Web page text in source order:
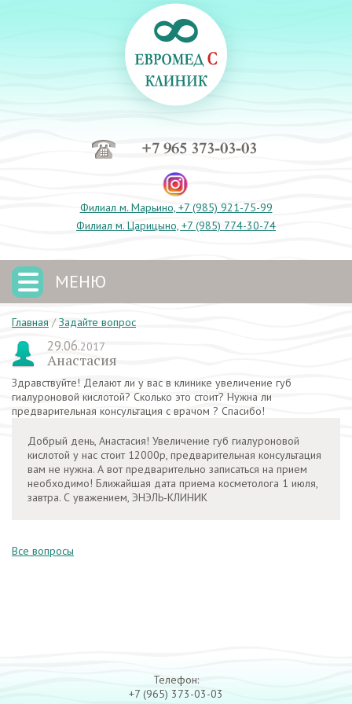
+7 965 373-03-03
Филиал м. Марьино, +7 (985) 921-75-99
Филиал м. Царицыно, +7 (985) 774-30-74
МЕНЮ
Главная /Задайте вопрос
29.06.2017
Анастасия
Здравствуйте! Делают ли у вас в клинике увеличение губ
гиалуроновой кислотой? Сколько это стоит? Нужна ли
предварительная консультация с врачом ? Спасибо!
Добрый день, Анастасия! Увеличение губ гиалуроновой
кислотой у нас стоит 12000р, предварительная консультация
вам не нужна. А вот предварительно записаться на прием
необходимо! Ближайшая дата приема косметолога 1 июля,
завтра. С уважением, ЭНЭЛЬ-КЛИНИК
Все вопросы
Телефон:
+7 (965) 373-03-03